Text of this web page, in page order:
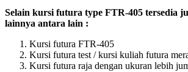
Selain kursi futura type FTR-405 tersedia
lainnya antara lain :
Kursi futura FTR-405
Kursi futura test / kursi kuliah futura
Kursi futura raja dengan ukuran lebih